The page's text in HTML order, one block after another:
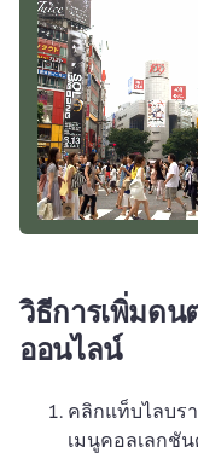
วิธีการเพิ่มดน
ออนไลน์
คลิกแท็บไลบร
เมนูคอลเลกชั